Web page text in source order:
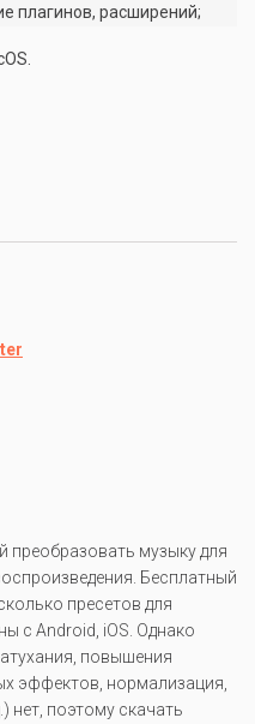
плагинов, расширений;
музыку для
Бесплатный
пресетов для
с Android, iOS. Однако
повышения
эффектов, нормализация,
нет, поэтому скачать